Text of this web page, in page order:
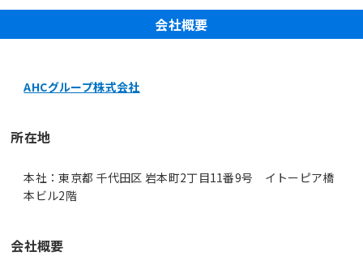
会社概要
AHCグループ株式会社
所在地
本社：東京都 千代田区 岩本町2丁目11番9号 イトーピア橋
本ビル2階
会社概要